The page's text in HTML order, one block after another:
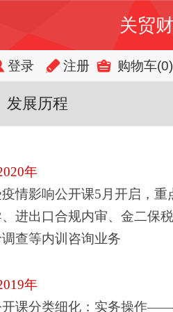
关贸
登录 注册 购物车(0)
发展历程
年
情影响公开课5月开启，
进出口合规内审、金二保
查等内训咨询业务
年
开课分类细化：实务操作